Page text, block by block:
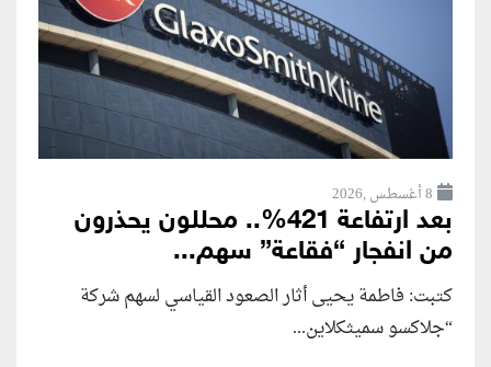
8 أغسطس ,2026
بعد ارتفاعة 421%.. محللون يحذرون
من انفجار “فقاعة” سهم...
كتبت: فاطمة يحيى أثار الصعود القياسي لسهم شركة
“جلاكسو سميثكلاين...